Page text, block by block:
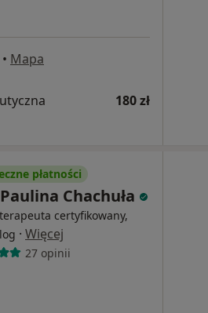
• Mapa
180 zł
płatności
Chachuła
certyfikowany,
· Więcej
27 opinii